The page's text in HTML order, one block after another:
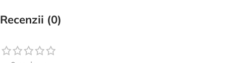
Recenzii (0)